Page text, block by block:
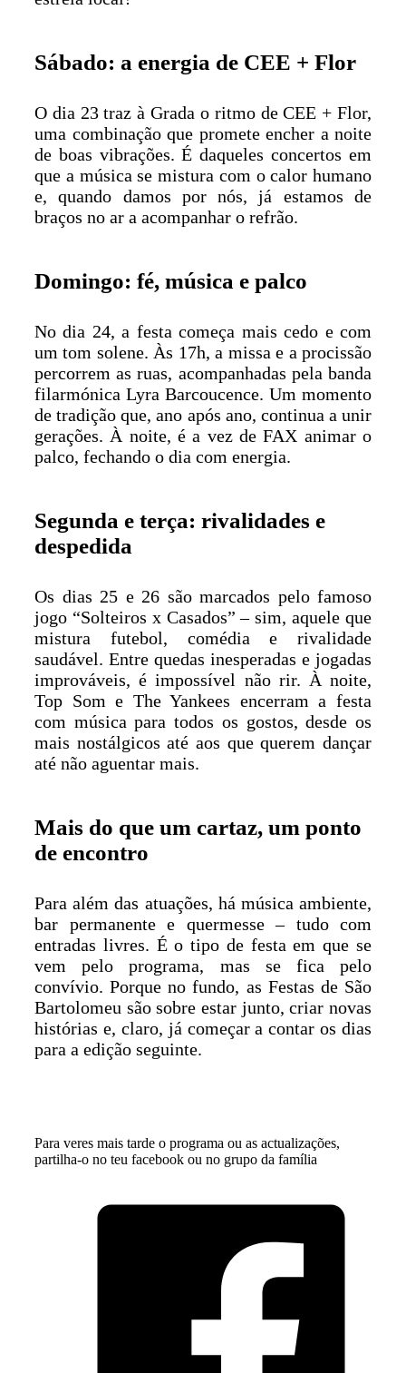
Sábado: a energia de CEE + Flor
O dia 23 traz à Grada o ritmo de CEE + Flor,
uma combinação que promete encher a noite
de boas vibrações. É daqueles concertos em
que a música se mistura com o calor humano
e, quando damos por nós, já estamos de
braços no ar a acompanhar o refrão.
Domingo: fé, música e palco
No dia 24, a festa começa mais cedo e com
um tom solene. Às 17h, a missa e a procissão
percorrem as ruas, acompanhadas pela banda
filarmónica Lyra Barcoucence. Um momento
de tradição que, ano após ano, continua a unir
gerações. À noite, é a vez de FAX animar o
palco, fechando o dia com energia.
Segunda e terça: rivalidades e
despedida
Os dias 25 e 26 são marcados pelo famoso
jogo “Solteiros x Casados” – sim, aquele que
mistura futebol, comédia e rivalidade
saudável. Entre quedas inesperadas e jogadas
improváveis, é impossível não rir. À noite,
Top Som e The Yankees encerram a festa
com música para todos os gostos, desde os
mais nostálgicos até aos que querem dançar
até não aguentar mais.
Mais do que um cartaz, um ponto
de encontro
Para além das atuações, há música ambiente,
bar permanente e quermesse – tudo com
entradas livres. É o tipo de festa em que se
vem pelo programa, mas se fica pelo
convívio. Porque no fundo, as Festas de São
Bartolomeu são sobre estar junto, criar novas
histórias e, claro, já começar a contar os dias
para a edição seguinte.
Para veres mais tarde o programa ou as actualizações,
partilha-o no teu facebook ou no grupo da família